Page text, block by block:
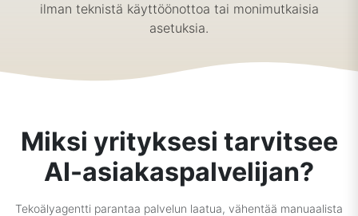
ilman teknistä käyttöönottoa tai monimutkaisia
asetuksia.
Miksi yrityksesi tarvitsee
AI-asiakaspalvelijan?
Tekoälyagentti parantaa palvelun laatua, vähentää manuaalista